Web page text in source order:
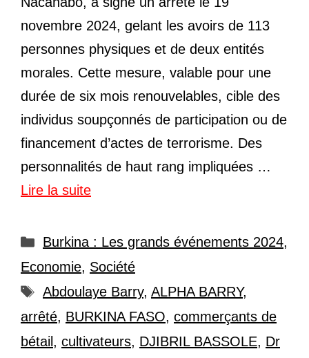
novembre 2024, gelant les avoirs de 113
personnes physiques et de deux entités
morales. Cette mesure, valable pour une
durée de six mois renouvelables, cible des
individus soupçonnés de participation ou de
financement d’actes de terrorisme. Des
personnalités de haut rang impliquées …
Lire la suite
Catégories
Burkina : Les grands événements 2024,
Economie, Société
Étiquettes
Abdoulaye Barry, ALPHA BARRY,
arrêté, BURKINA FASO, commerçants de
bétail , cultivateurs, DJIBRIL BASSOLE, Dr